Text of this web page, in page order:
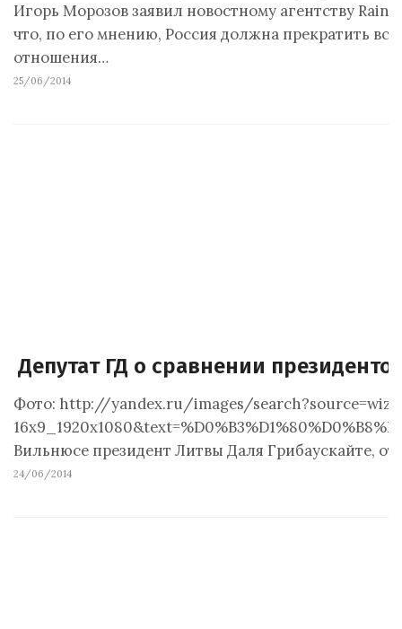
Игорь Морозов заявил новостному агентству
что, по его мнению, Россия должна прекратить все
отношения…
25/06/2014
Депутат ГД о сравнении
Фото: http://yandex.ru/images/
Вильнюсе президент Литвы Даля Грибаускайте,
24/06/2014